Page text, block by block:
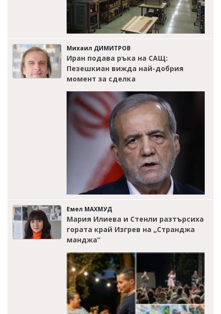
Михаил ДИМИТРОВ
Иран подава ръка на САЩ:
Пезешкиан вижда най-добрия
момент за сделка
Емел МАХМУД
Мария Илиева и Стенли разтърсиха
гората край Изгрев на „Странджа
манджа“